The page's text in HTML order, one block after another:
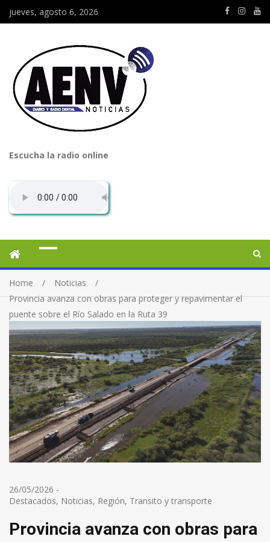
jueves, agosto 6, 2026
Escucha la radio online
Home
Noticias
Provincia avanza con obras para proteger y repavimentar el
puente sobre el Río Salado en la Ruta 39
26/05/2026 -
Destacados, Noticias, Región, Transito y transporte
Provincia avanza con obras para